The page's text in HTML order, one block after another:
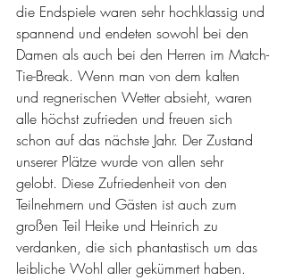
die Endspiele waren sehr hochklassig und
spannend und endeten sowohl bei den
Damen als auch bei den Herren im Match-
Tie-Break. Wenn man von dem kalten
und regnerischen Wetter absieht, waren
alle höchst zufrieden und freuen sich
schon auf das nächste Jahr. Der Zustand
unserer Plätze wurde von allen sehr
gelobt. Diese Zufriedenheit von den
Teilnehmern und Gästen ist auch zum
großen Teil Heike und Heinrich zu
verdanken, die sich phantastisch um das
leibliche Wohl aller gekümmert haben.